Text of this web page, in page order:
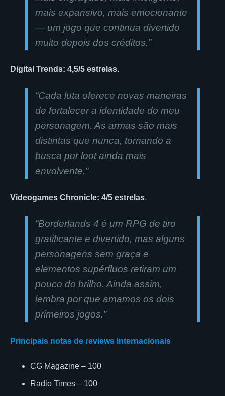
mais expansivo, mais emocionante
— um jogo que continua divertido
muito depois dos créditos.”
Digital Trends: 4,5/5 estrelas.
“Cada luta oferece novas maneiras
de fortalecer a identidade do meu
personagem. As armas são mais
distintas que nunca, tornando a
busca por loot ainda mais
envolvente.”
Videogames Chronicle: 4/5 estrelas.
“Borderlands 4 é um RPG de tiro
gratificante e divertido, mas alguns
personagens sem graça e
elementos supérfluos retiram um
pouco do brilho. Ainda assim,
lembra por que amamos os dois
primeiros jogos.”
Principais notas de reviews internacionais
CG Magazine – 100
Radio Times – 100